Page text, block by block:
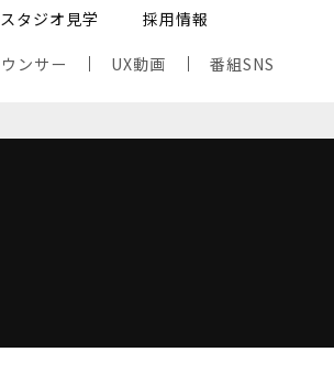
タジオ見学 採用情報
ンサー UX動画 番組SNS